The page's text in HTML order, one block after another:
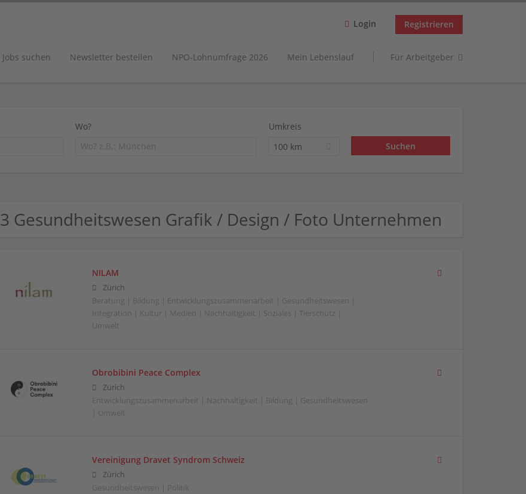
Login Registrieren
Jobs suchen Newsletter bestellen NPO-Lohnumfrage 2026 Mein Lebenslauf Für Arbeitgeber
Wo?
Umkreis
100 km
3 Gesundheitswesen Grafik / Design / Foto Unternehmen
NILAM
Zürich
Beratung | Bildung | Entwicklungszusammenarbeit | Gesundheitswesen |
Integration | Kultur | Medien | Nachhaltigkeit | Soziales | Tierschutz |
Umwelt
Obrobibini Peace Complex
Zürich
Entwicklungszusammenarbeit | Nachhaltigkeit | Bildung | Gesundheitswesen
| Umwelt
Vereinigung Dravet Syndrom Schweiz
Zürich
Gesundheitswesen | Politik